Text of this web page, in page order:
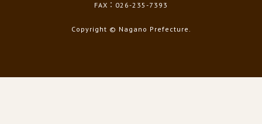
FAX：026-235-7393
Copyright © Nagano Prefecture.